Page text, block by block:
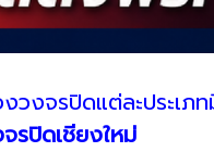
งจรปิดแต่ละประเภท
รปิดเชียงใหม่